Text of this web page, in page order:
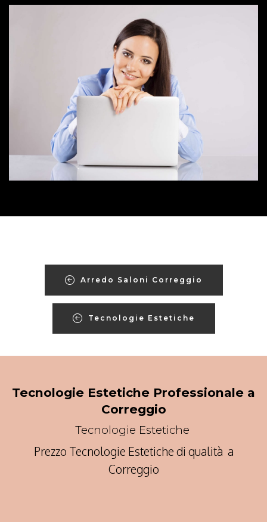
Arredo Saloni Correggio
Tecnologie Estetiche
Tecnologie Estetiche Professionale a
Correggio
Tecnologie Estetiche
Prezzo Tecnologie Estetiche di qualità a
Correggio